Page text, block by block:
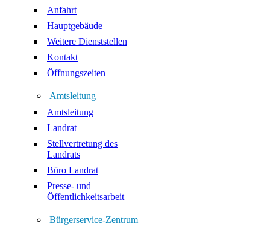
Anfahrt
Hauptgebäude
Weitere Dienststellen
Kontakt
Öffnungszeiten
Amtsleitung
Amtsleitung
Landrat
Stellvertretung des
Landrats
Büro Landrat
Presse- und
Öffentlichkeitsarbeit
Bürgerservice-Zentrum